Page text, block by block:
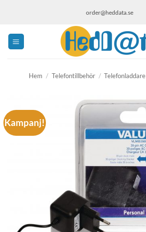
order@heddata.se
Hem / Telefontillbehör / Telefonladdare
Kampanj!